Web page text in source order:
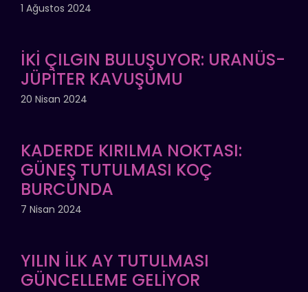
1 Ağustos 2024
İKİ ÇILGIN BULUŞUYOR: URANÜS-
JÜPİTER KAVUŞUMU
20 Nisan 2024
KADERDE KIRILMA NOKTASI:
GÜNEŞ TUTULMASI KOÇ
BURCUNDA
7 Nisan 2024
YILIN İLK AY TUTULMASI
GÜNCELLEME GELİYOR